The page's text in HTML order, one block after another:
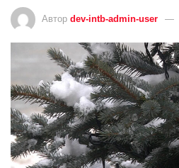
Автор dev-intb-admin-user